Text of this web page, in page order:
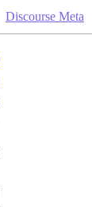
Discourse Meta